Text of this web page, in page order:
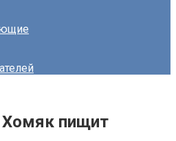
Хомяк пищит